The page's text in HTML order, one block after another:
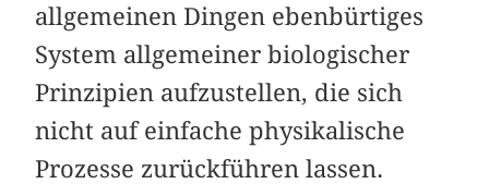
allgemeinen Dingen ebenbürtiges
System allgemeiner biologischer
Prinzipien aufzustellen, die sich
nicht auf einfache physikalische
Prozesse zurückführen lassen.